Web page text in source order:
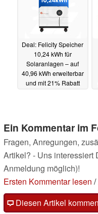
Deal: Felicity Speicher
10,24 kWh für
Solaranlagen – auf
40,96 kWh erweiterbar
und mit 21% Rabatt
Ein Kommentar im
Fragen, Anregungen,
Artikel? - Uns interessiert
Anmeldung möglich)!
Ersten Kommentar lesen /
Diesen Artikel